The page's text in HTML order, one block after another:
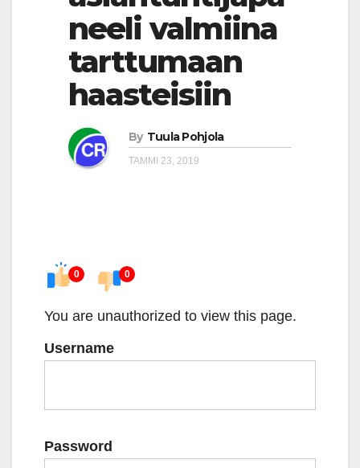
neeli valmiina
tarttumaan
haasteisiin
By Tuula Pohjola
TAMMI 23, 2019
0 0
You are unauthorized to view this page.
Username
Password